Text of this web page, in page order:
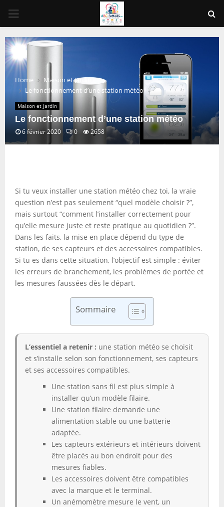
PRIMARY
MENU
Home
Maison et Jardin
Le fonctionnement d’une station météo
Maison et Jardin
Le fonctionnement d’une station météo
6 février 2020 0 2658
Si tu veux installer une station météo chez toi, la vraie
question n’est pas seulement “quel modèle choisir ?”,
mais surtout “comment l’installer correctement pour
qu’elle mesure juste et reste pratique au quotidien ?”.
Dans les faits, la mise en place dépend du type de
station, de ses capteurs et des accessoires compatibles.
Si tu es dans cette situation, l’objectif est simple : éviter
les erreurs de branchement, les problèmes de portée et
les mesures faussées dès le départ.
Sommaire
L’essentiel a retenir : une station météo se choisit
et s’installe selon son fonctionnement, ses capteurs
et ses accessoires compatibles.
Une station sans fil est plus simple à
installer qu’un modèle filaire.
Une station filaire demande une
alimentation stable ou une batterie
adaptée.
Les capteurs extérieurs et intérieurs doivent
être placés au bon endroit pour des
mesures fiables.
Les accessoires doivent être compatibles
avec la marque et le terminal.
Un anémomètre mesure le vent, un